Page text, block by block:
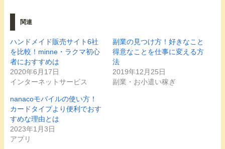
て
T
t
e
r
で
共
有
(
い
ウ
ィ
ン
ド
ウ
で
開
共
有
す
る
に
は
ク
リ
ク
し
て
く
だ
さ
い
g
l
e
有
(
し
い
ウ
ィ
関連
ハンドメイド販売サイト6社
を比較！minne・ラクマ初心
者におすすめは
2020年6月17日
インターネットサービス
副業の見つけ方！好きなこと
得意なことを仕事に変える方
法
2019年12月25日
副業・お小遣い稼ぎ
nanacoモバイルの使い方！
カードタイプより便利でおす
すめな理由とは
2023年1月3日
アプリ